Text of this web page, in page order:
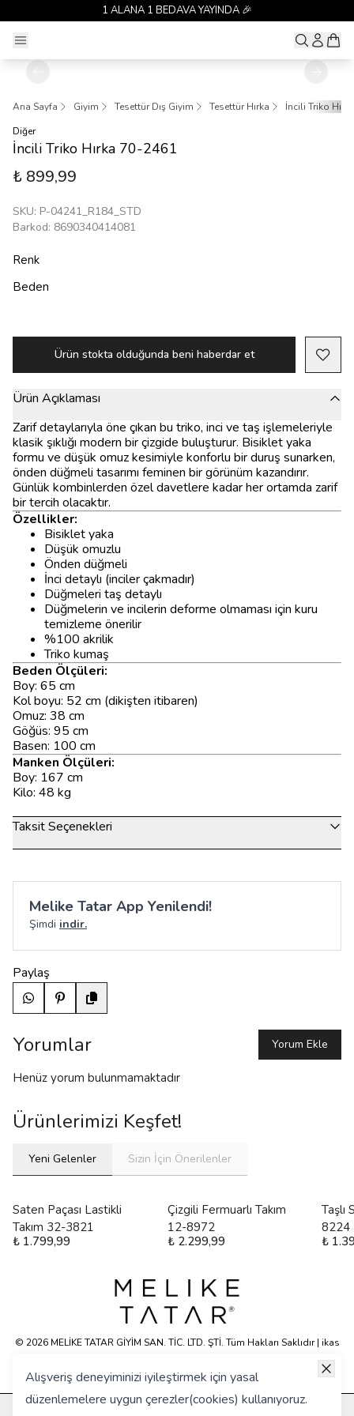
Alışveriş deneyiminizi iyileştirmek için yasal
düzenlemelere uygun çerezler(cookies) kullanıyoruz.
1 ALANA 1 BEDAVA YAYINDA 🎉
Ana Sayfa Giyim Tesettür Dış Giyim Tesettür Hırka
İncili Triko
Diğer
İncili Triko Hırka 70-2461
₺ 899,99
SKU: P-04241_R184_STD
Barkod: 8690340414081
Renk
Beden
Ürün stokta olduğunda beni haberdar et
Ürün Açıklaması
Zarif detaylarıyla öne çıkan bu triko, inci ve taş işlemeleriyle
klasik şıklığı modern bir çizgide buluşturur. Bisiklet yaka
formu ve düşük omuz kesimiyle konforlu bir duruş sunarken,
önden düğmeli tasarımı feminen bir görünüm kazandırır.
Günlük kombinlerden özel davetlere kadar her ortamda zarif
bir tercih olacaktır.
Özellikler:
Bisiklet yaka
Düşük omuzlu
Önden düğmeli
İnci detaylı (inciler çakmadır)
Düğmeleri taş detaylı
Düğmelerin ve incilerin deforme olmaması için kuru
temizleme önerilir
%100 akrilik
Triko kumaş
Beden Ölçüleri:
Boy: 65 cm
Kol boyu: 52 cm (dikişten itibaren)
Omuz: 38 cm
Göğüs: 95 cm
Basen: 100 cm
Manken Ölçüleri:
Boy: 167 cm
Kilo: 48 kg
Taksit Seçenekleri
Melike Tatar App Yenilendi!
Şimdi indir.
Paylaş
Yorumlar Yorum Ekle
Henüz yorum bulunmamaktadır
Ürünlerimizi Keşfet!
Yeni Gelenler Sizin İçin Önerilenler
Saten Paçası Lastikli
Takım 32-3821
₺ 1.799,99
Çizgili Fermuarlı Takım
12-8972
₺ 2.299,99
Taşlı
8224
₺
KURUMSAL
© 2026 MELİKE TATAR GİYİM SAN. TİC. LTD. ŞTİ. Tüm Hakları Saklıdır | ikas